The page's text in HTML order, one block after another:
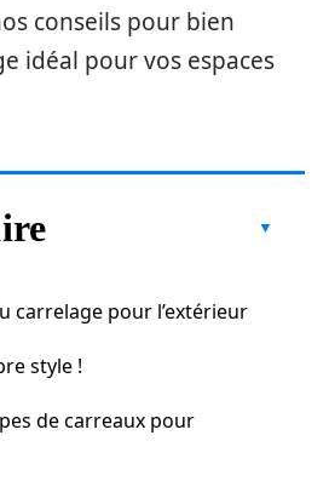
conseils pour bien
idéal pour vos espaces
carrelage pour l’extérieur
style !
de carreaux pour